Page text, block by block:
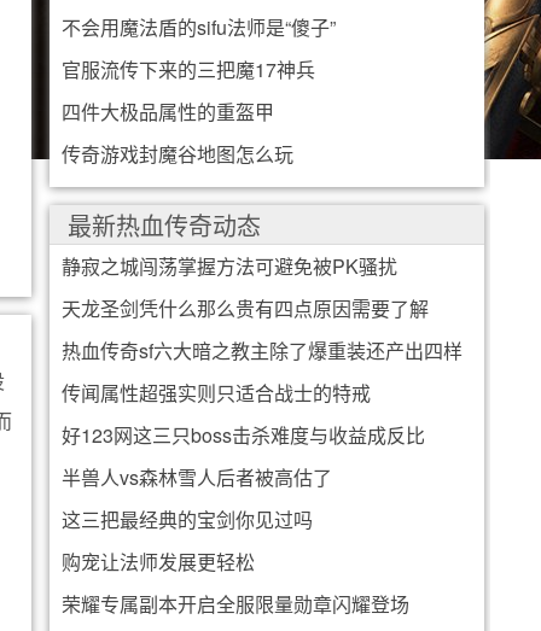
不会用魔法盾的sifu法师是“傻子”
官服流传下来的三把魔17神兵
四件大极品属性的重盔甲
传奇游戏封魔谷地图怎么玩
最新热血传奇动态
静寂之城闯荡掌握方法可避免被PK骚扰
天龙圣剑凭什么那么贵有四点原因需要了解
热血传奇sf六大暗之教主除了爆重装还产出四样
东西
传闻属性超强实则只适合战士的特戒
好123网这三只boss击杀难度与收益成反比
半兽人vs森林雪人后者被高估了
这三把最经典的宝剑你见过吗
购宠让法师发展更轻松
荣耀专属副本开启全服限量勋章闪耀登场